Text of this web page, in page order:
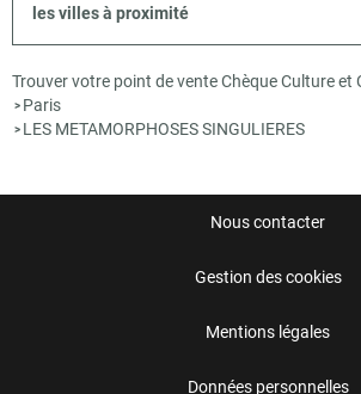
les villes à proximité
Trouver votre point de vente Chèque Culture et
> Paris
> LES METAMORPHOSES SINGULIERES
Nous contacter
Gestion des cookies
Mentions légales
Données personnelles